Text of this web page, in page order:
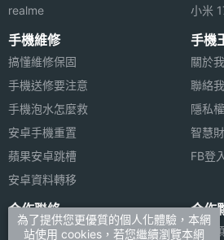
realme
小米
手機維修
搞懂維修保固
手機送修要注意
手機泡水怎麼救
安卓手機重置
蘋果安卓跳槽
安卓資料轉移
手機
關於
聯絡
隱私
智慧
FB登
合作聯絡
廣告刊登
合作
法律
為了提供您更優質的個人化體驗，本網
站使用 cookies，若您繼續瀏覽本網